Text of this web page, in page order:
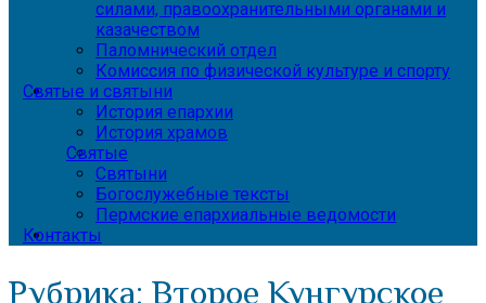
силами, правоохранительными органами и
казачеством
Паломнический отдел
Комиссия по физической культуре и спорту
Святые и святыни
История епархии
История храмов
Святые
Святыни
Богослужебные тексты
Пермские епархиальные ведомости
Контакты
Рубрика: Второе Кунгурское